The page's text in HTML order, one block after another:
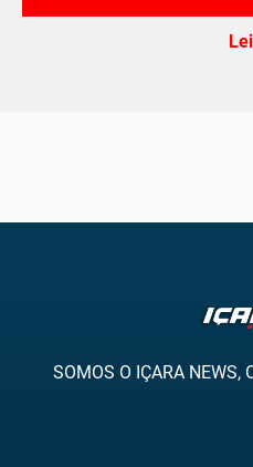
SOMOS O IÇARA NEWS,